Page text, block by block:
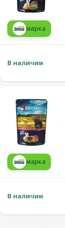
марка
В наличии
марка
В наличии